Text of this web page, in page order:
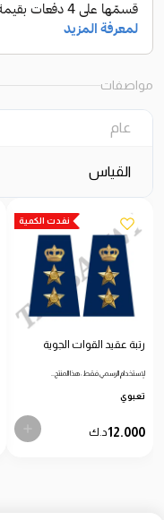
مواصفات
عام
القياس
نفدت الكمية
رتبة عقيد القوات الجوية
لإستخدام الرسمي فقط: هذا المنتج…
تعبوي
12.000د.ك